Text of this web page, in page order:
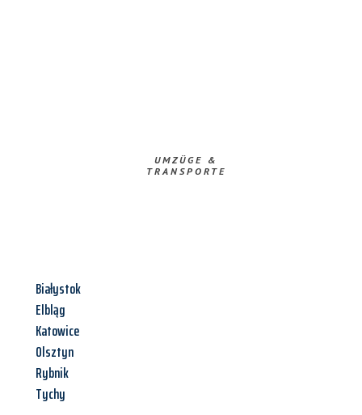
UMZÜGE &
TRANSPORTE
Białystok
Elbląg
Katowice
Olsztyn
Rybnik
Tychy